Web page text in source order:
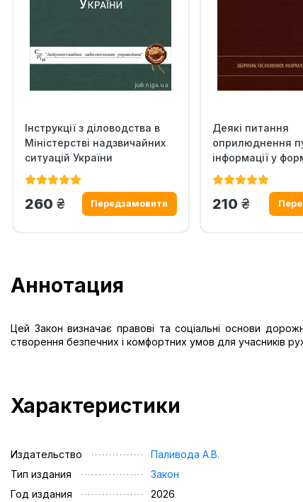
Інструкції з діловодства в
Міністерстві надзвичайних
ситуацій України
260 грн.
Деякі питання
оприлюднення
інформації у
даних
210 грн.
Аннотация
Цей Закон визначає правові та соціальні основи
створення безпечних і комфортних умов для учасників
Характеристики
Издательство
Паливода А.В.
Тип издания
Закон
Год издания
2026